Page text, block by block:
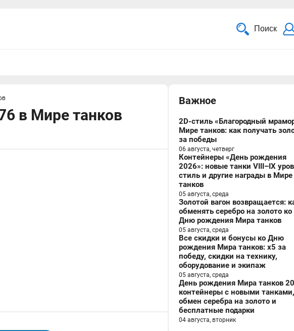
Поиск
в Мире танков
Важное
2D-стиль «Благородный
Мире танков: как получать
за победы
06 августа, четверг
Контейнеры «День рождения
2026»: новые танки VIII–IX
стиль и другие награды в Мире
танков
05 августа, среда
Золотой вагон возвращается:
обменять серебро на золото ко
Дню рождения Мира танков
05 августа, среда
Все скидки и бонусы ко Дню
рождения Мира танков: x5 за
победу, скидки на технику,
оборудование и экипаж
05 августа, среда
День рождения Мира танков
контейнеры с новыми танками,
обмен серебра на золото и
бесплатные подарки
04 августа, вторник